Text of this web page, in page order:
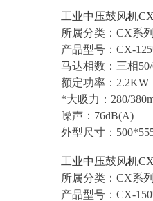
工业中压鼓风机
所属分类：CX系
产品型号：CX-
马达相数：三相
额定功率：2.2KW
*大吸力：280/
噪声：76dB(A)
外型尺寸：
工业中压鼓风机
所属分类：CX系
产品型号：CX-